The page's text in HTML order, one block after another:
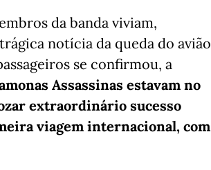
da banda viviam,
notícia da queda do avião
se confirmou, a
Assassinas estavam no
extraordinário sucesso
viagem internacional, com